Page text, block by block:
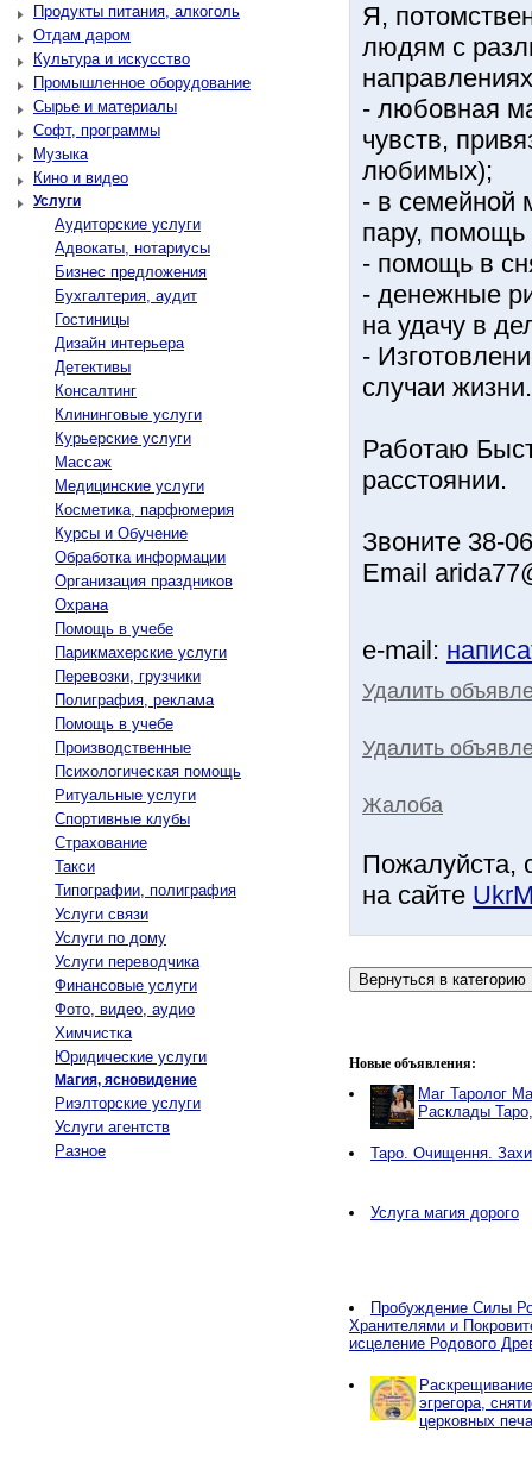
Продукты питания, алкоголь
Отдам даром
Культура и искусство
Промышленное оборудование
Сырье и материалы
Софт, программы
Музыка
Кино и видео
Услуги
Аудиторские услуги
Адвокаты, нотариусы
Бизнес предложения
Бухгалтерия, аудит
Гостиницы
Дизайн интерьера
Детективы
Консалтинг
Клининговые услуги
Курьерские услуги
Массаж
Медицинские услуги
Косметика, парфюмерия
Курсы и Обучение
Обработка информации
Организация праздников
Охрана
Помощь в учебе
Парикмахерские услуги
Перевозки, грузчики
Полиграфия, реклама
Помощь в учебе
Производственные
Психологическая помощь
Ритуальные услуги
Спортивные клубы
Страхование
Такси
Типографии, полиграфия
Услуги связи
Услуги по дому
Услуги переводчика
Финансовые услуги
Фото, видео, аудио
Химчистка
Юридические услуги
Магия, ясновидение
Риэлторские услуги
Услуги агентств
Разное
Я,
людям с
- любовная
чувств,
любимых);
- в семейной
пару,
- помощь в
- денежные
на удачу в
-
случаи жизни.
Работаю
расстоянии.
Звоните 38-
Email
e-mail:
Удалить
Удалить
Жалоба
Пожалуйста,
на сайте
Новые объявления:
Маг Таролог
Расклады
Таро. Очищення.
Услуга магия дорого
Пробуждение Силы
Хранителями и
исцеление Родового
эгрегора,
церковных